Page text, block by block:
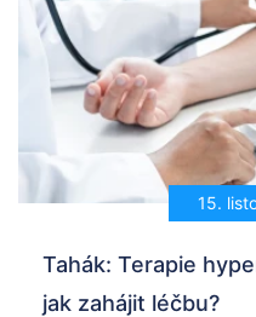
15.
Tahák: Terapie
jak zahájit léčbu?